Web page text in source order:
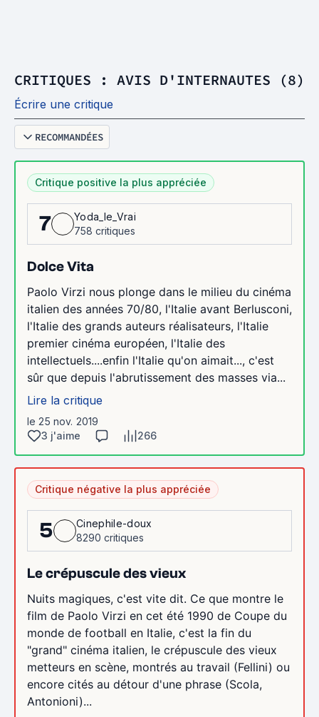
CRITIQUES : AVIS D'INTERNAUTES (8)
Écrire une critique
RECOMMANDÉES
Critique positive la plus appréciée
7
Yoda_le_Vrai
758 critiques
Dolce Vita
Paolo Virzi nous plonge dans le milieu du cinéma
italien des années 70/80, l'Italie avant Berlusconi,
l'Italie des grands auteurs réalisateurs, l'Italie
premier cinéma européen, l'Italie des
intellectuels....enfin l'Italie qu'on aimait..., c'est
sûr que depuis l'abrutissement des masses via...
Lire la critique
le 25 nov. 2019
3 j'aime
266
Critique négative la plus appréciée
5
Cinephile-doux
8290 critiques
Le crépuscule des vieux
Nuits magiques, c'est vite dit. Ce que montre le
film de Paolo Virzi en cet été 1990 de Coupe du
monde de football en Italie, c'est la fin du
"grand" cinéma italien, le crépuscule des vieux
metteurs en scène, montrés au travail (Fellini) ou
encore cités au détour d'une phrase (Scola,
Antonioni)...